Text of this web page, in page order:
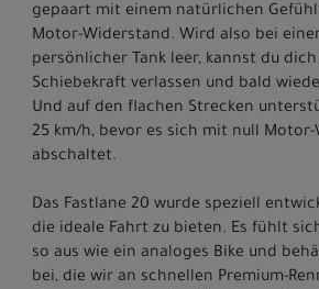
gepaart mit einem natürlichen
Motor-Widerstand. Wird also bei
persönlicher Tank leer, kannst du
Schiebekraft verlassen und bald
Und auf den flachen Strecken
25 km/h, bevor es sich mit null
abschaltet.
Das Fastlane 20 wurde speziell
die ideale Fahrt zu bieten. Es fühlt
so aus wie ein analoges Bike und
bei, die wir an schnellen Premium-